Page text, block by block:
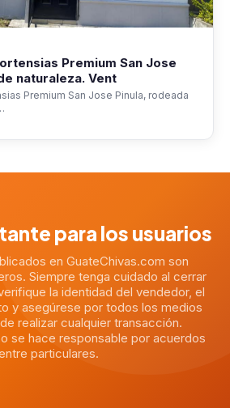
Premium San Jose
naturaleza. Vent
Premium San Jose Pinula, rodeada
para los usuarios
en GuateChivas.com son
Siempre tenga cuidado al cerrar
la identidad del vendedor, el
y asegúrese por todos los medios
realizar cualquier transacción.
se hace responsable por acuerdos
particulares.